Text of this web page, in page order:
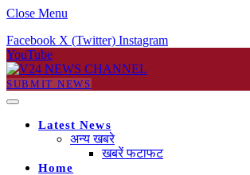
Close Menu
Facebook X (Twitter) Instagram
YouTube
SUBMIT NEWS
Latest News
अन्य खबरे
खबरें फटाफट
Home